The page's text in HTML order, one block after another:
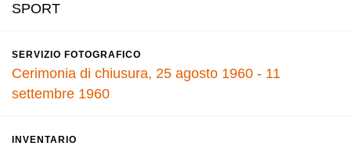
SPORT
SERVIZIO FOTOGRAFICO
Cerimonia di chiusura, 25 agosto 1960 - 11
settembre 1960
INVENTARIO